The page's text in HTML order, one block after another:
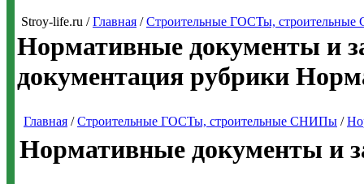
Stroy-life.ru /Главная /Строительные ГОСТы,
Нормативные документы и
документация рубрики
Главная /Строительные ГОСТы, строительные СНИПы /
Нормативные документы и